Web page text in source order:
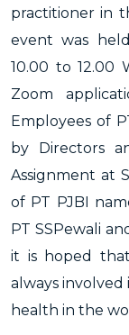
practitioner in
event was
10.00 to 12.00
Zoom
Employees of
by Directors
Assignment at
of PT PJBI
PT SSPewali
it is hoped
always involved
health in the